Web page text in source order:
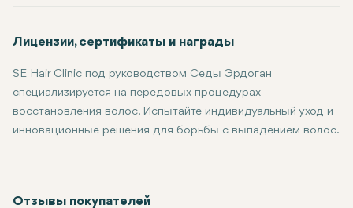
Лицензии, сертификаты и награды
SE Hair Clinic под руководством Седы Эрдоган
специализируется на передовых процедурах
восстановления волос. Испытайте индивидуальный уход и
инновационные решения для борьбы с выпадением волос.
Отзывы покупателей